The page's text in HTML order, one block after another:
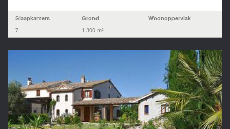
Slaapkamers
7
Grond
1.300 m²
Woonoppervlak